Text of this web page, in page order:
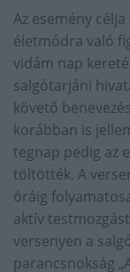
Az esemény
életmódra való
vidám nap
salgótarjáni
követő
korábban is
tegnap pedig az
töltötték. A
óráig
aktív
versenyen a
parancsnokság